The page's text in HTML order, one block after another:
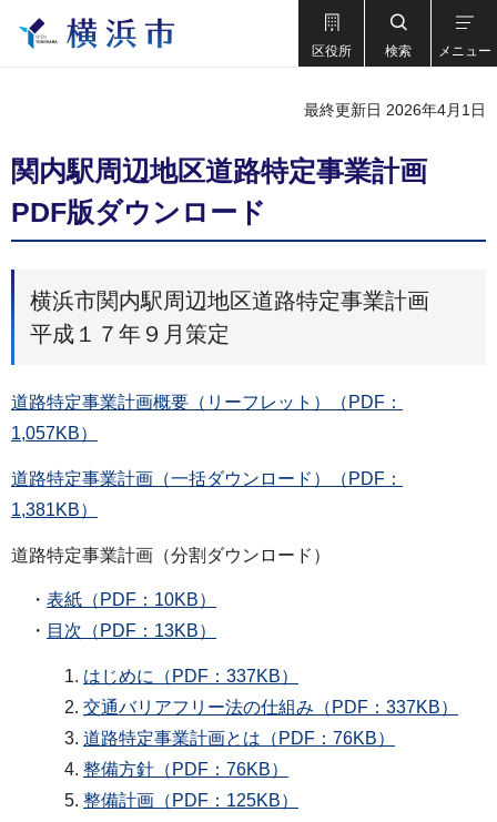
区役所 検索 メニュー
最終更新日 2026年4月1日
関内駅周辺地区道路特定事業計画
PDF版ダウンロード
横浜市関内駅周辺地区道路特定事業計画
平成１７年９月策定
道路特定事業計画概要（リーフレット）（PDF：
1,057KB）
道路特定事業計画（一括ダウンロード）（PDF：
1,381KB）
道路特定事業計画（分割ダウンロード）
・ 表紙（PDF：10KB）
・ 目次（PDF：13KB）
1. はじめに（PDF：337KB）
2. 交通バリアフリー法の仕組み（PDF：337KB）
3. 道路特定事業計画とは（PDF：76KB）
4. 整備方針（PDF：76KB）
5. 整備計画（PDF：125KB）